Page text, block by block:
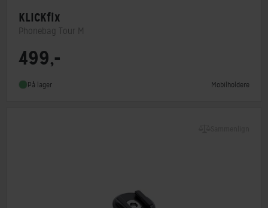
KLICKfix
Phonebag Tour M
Monteringstype
499,-
På lager Mobilholdere